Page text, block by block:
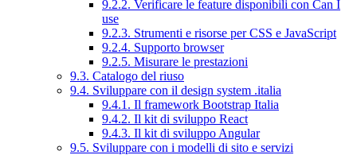
9.2.2. Verificare le feature disponibili con Can I
use
9.2.3. Strumenti e risorse per CSS e JavaScript
9.2.4. Supporto browser
9.2.5. Misurare le prestazioni
9.3. Catalogo del riuso
9.4. Sviluppare con il design system .italia
9.4.1. Il framework Bootstrap Italia
9.4.2. Il kit di sviluppo React
9.4.3. Il kit di sviluppo Angular
9.5. Sviluppare con i modelli di sito e servizi